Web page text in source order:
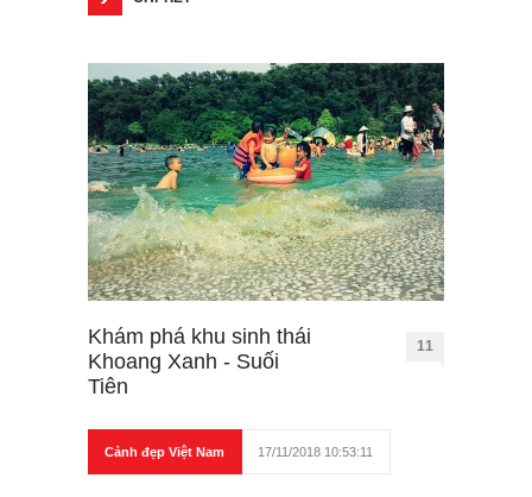
Khám phá khu sinh thái
Khoang Xanh - Suối
Tiên
11
Cảnh đẹp Việt Nam 17/11/2018 10:53:11